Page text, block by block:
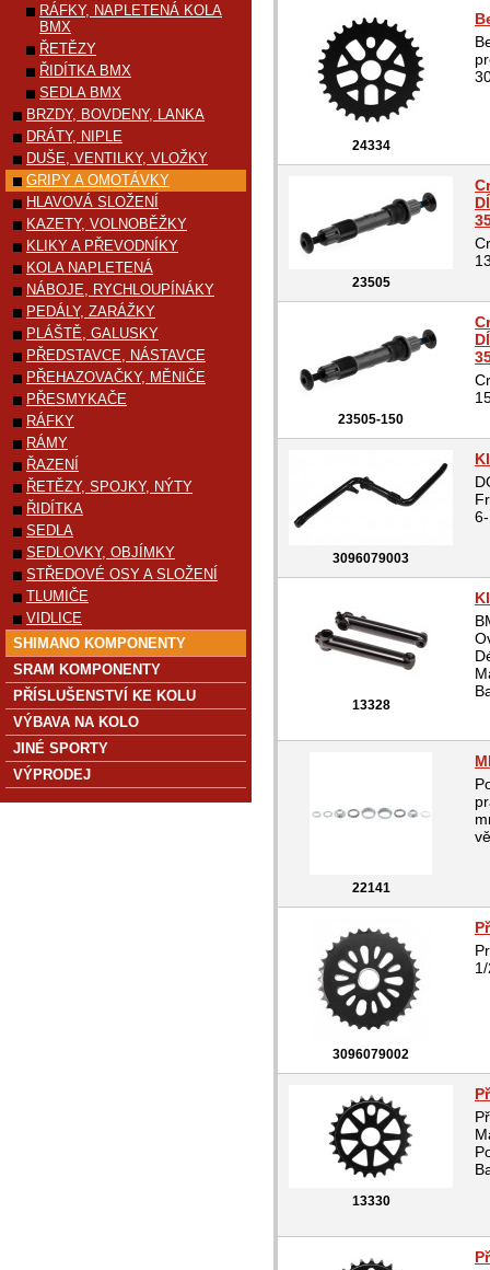
24334
23505
23505-150
3096079003
13328
22141
3096079002
13330
RÁFKY, NAPLETENÁ KOLA
BMX
ŘETĚZY
ŘIDÍTKA BMX
SEDLA BMX
BRZDY, BOVDENY, LANKA
DRÁTY, NIPLE
DUŠE, VENTILKY, VLOŽKY
GRIPY A OMOTÁVKY
HLAVOVÁ SLOŽENÍ
KAZETY, VOLNOBĚŽKY
KLIKY A PŘEVODNÍKY
KOLA NAPLETENÁ
NÁBOJE, RYCHLOUPÍNÁKY
PEDÁLY, ZARÁŽKY
PLÁŠTĚ, GALUSKY
PŘEDSTAVCE, NÁSTAVCE
PŘEHAZOVAČKY, MĚNIČE
PŘESMYKAČE
RÁFKY
RÁMY
ŘAZENÍ
ŘETĚZY, SPOJKY, NÝTY
ŘIDÍTKA
SEDLA
SEDLOVKY, OBJÍMKY
STŘEDOVÉ OSY A SLOŽENÍ
TLUMIČE
VIDLICE
SHIMANO KOMPONENTY
SRAM KOMPONENTY
PŘÍSLUŠENSTVÍ KE KOLU
VÝBAVA NA KOLO
JINÉ SPORTY
VÝPRODEJ